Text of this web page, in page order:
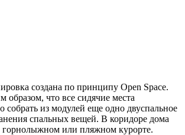
создана по принципу Open Space.
что все сидячие места
из модулей еще одно двуспальное
спальных вещей. В коридоре дома
горнолыжном или пляжном курорте.